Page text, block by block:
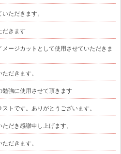
ただきます。
だきます
ージカットとして使用させていただきま
だきます。
強に使用させて頂きます
トです。ありがとうございます。
だき感謝申し上げます。
だきます。